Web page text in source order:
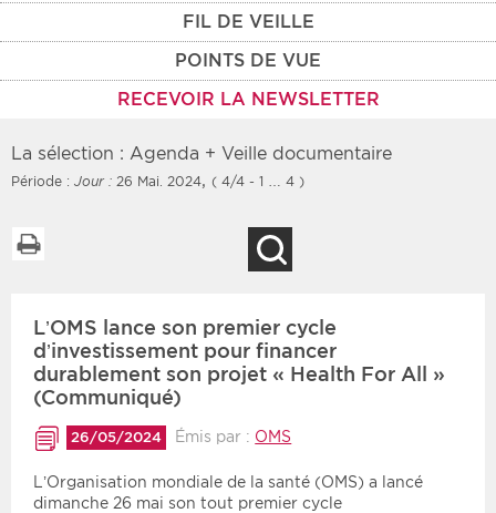
FIL DE VEILLE
POINTS DE VUE
RECEVOIR LA NEWSLETTER
Rendez-vous des 7
prochains jours
Communiqués des 10
derniers jours
Recherche par mots clés
Type d'information
Rendez-vous
Communiqués
La sélection : Agenda + Veille documentaire
Période : Jour : 26 Mai. 2024, ( 4/4 - 1 … 4 )
L’OMS lance son premier cycle
d’investissement pour financer
durablement son projet « Health For All »
(Communiqué)
26/05/2024 Émis par : OMS
L’Organisation mondiale de la santé (OMS) a lancé
dimanche 26 mai son tout premier cycle